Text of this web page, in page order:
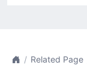
Related Page